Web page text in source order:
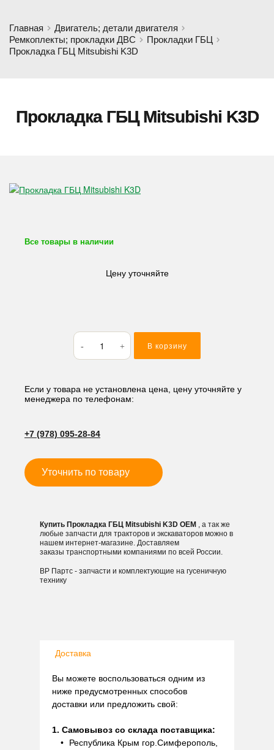
Главная
Двигатель; детали двигателя
Ремкоплекты; прокладки ДВС
Прокладки ГБЦ
Прокладка ГБЦ Mitsubishi K3D
Прокладка ГБЦ Mitsubishi K3D
Все товары в наличии
Цену уточняйте
Количество
товара
Прокладка
Mitsubishi
K3D
В корзину
Если у товара не установлена цена, цену уточняйте у
менеджера по телефонам:
+7 (978) 095-28-84
Уточнить по товару
Купить Прокладка ГБЦ Mitsubishi K3D OEM , а так же
любые запчасти для тракторов и экскаваторов можно в
нашем интернет-магазине. Доставляем
заказы транспортными компаниями по всей России.
ВР Партс - запчасти и комплектующие на гусеничную
технику
Доставка
Вы можете воспользоваться одним из
ниже предусмотренных способов
доставки или предложить свой:
1. Самовывоз со склада поставщика:
Республика Крым гор.Симферополь,